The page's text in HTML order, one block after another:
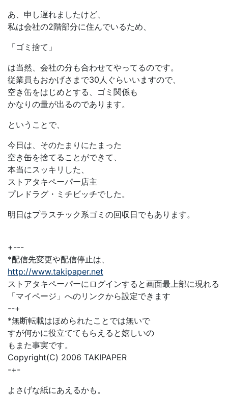
あ、申し遅れましたけど、
私は会社の2階部分に住んでいるため、
「ゴミ捨て」
は当然、会社の分も合わせてやってるのです。
従業員もおかげさまで30人ぐらいいますので、
空き缶をはじめとする、ゴミ関係も
かなりの量が出るのであります。
ということで、
今日は、そのたまりにたまった
空き缶を捨てることができて、
本当にスッキリした、
ストアタキペーパー店主
プレドラグ・ミチビッチでした。
明日はプラスチック系ゴミの回収日でもあります。
+---
*配信先変更や配信停止は、
http://www.takipaper.net
ストアタキペーパーにログインすると画面最上部に現れる
「マイページ」へのリンクから設定できます
--+
*無断転載はほめられたことでは無いで
すが何かに役立ててもらえると嬉しいの
もまた事実です。
Copyright(C) 2006 TAKIPAPER
-+-
よさげな紙にあえるかも。